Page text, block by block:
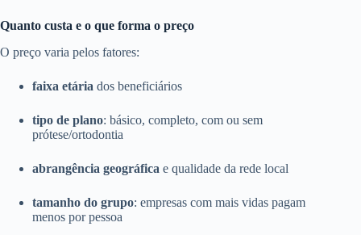
Quanto custa e o que forma o preço
O preço varia pelos fatores:
faixa etária dos beneficiários
tipo de plano: básico, completo, com ou sem
prótese/ortodontia
abrangência geográfica e qualidade da rede local
tamanho do grupo: empresas com mais vidas pagam
menos por pessoa